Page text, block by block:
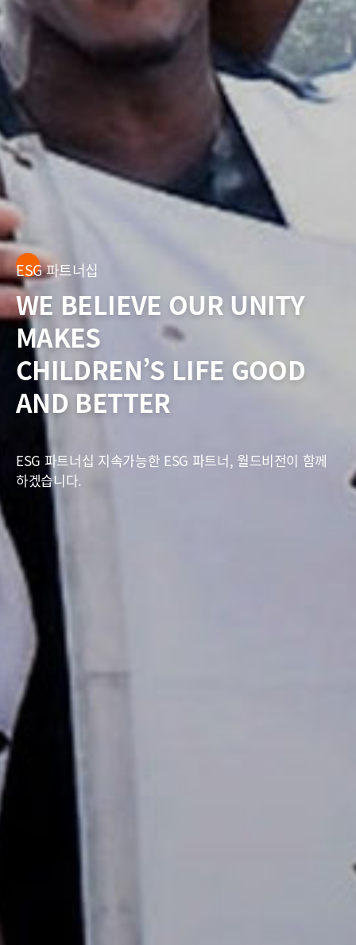
ESG 파트너십
WE BELIEVE OUR UNITY
MAKES
CHILDREN’S LIFE GOOD
AND BETTER
ESG 파트너십 지속가능한 ESG 파트너, 월드비전이 함께
하겠습니다.
ESG 파트너십
WE BELIEVE OUR UNITY
MAKES
CHILDREN’S LIFE GOOD
AND BETTER
ESG 파트너십 지속가능한 ESG 파트너, 월드비전이 함께
하겠습니다.